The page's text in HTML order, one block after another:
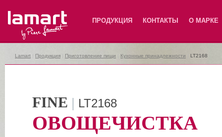
Lamart ПРОДУКЦИЯ КОНТАКТЫ О МАРКЕ
Lamart Продукция Приготовление пищи Кухонные принадлежности LT2168
FINE | LT2168
ОВОЩЕЧИСТКА